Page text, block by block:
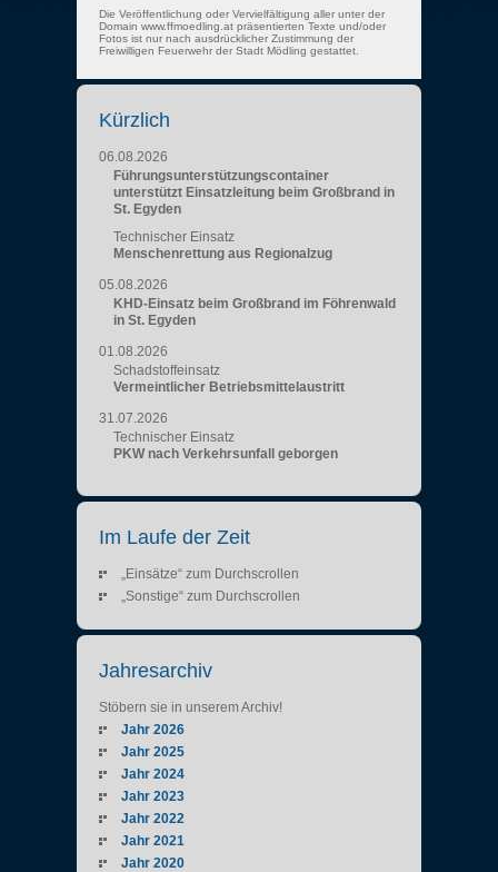
Die Veröffentlichung oder Vervielfältigung aller unter der
Domain www.ffmoedling.at präsentierten Texte und/oder
Fotos ist nur nach ausdrücklicher Zustimmung der
Freiwilligen Feuerwehr der Stadt Mödling gestattet.
Kürzlich
06.08.2026
Führungsunterstützungscontainer
unterstützt Einsatzleitung beim Großbrand in
St. Egyden
Technischer Einsatz
Menschenrettung aus Regionalzug
05.08.2026
KHD-Einsatz beim Großbrand im Föhrenwald
in St. Egyden
01.08.2026
Schadstoffeinsatz
Vermeintlicher Betriebsmittelaustritt
31.07.2026
Technischer Einsatz
PKW nach Verkehrsunfall geborgen
Im Laufe der Zeit
„Einsätze“ zum Durchscrollen
„Sonstige“ zum Durchscrollen
Jahresarchiv
Stöbern sie in unserem Archiv!
Jahr 2026
Jahr 2025
Jahr 2024
Jahr 2023
Jahr 2022
Jahr 2021
Jahr 2020